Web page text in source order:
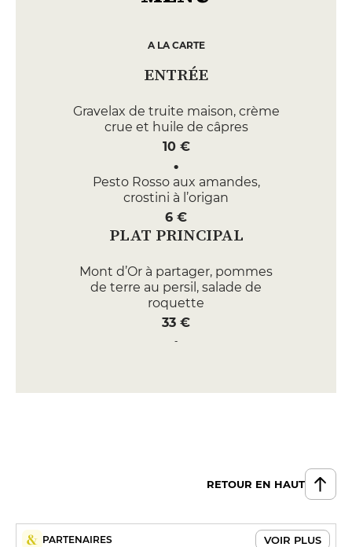
A LA CARTE
ENTRÉE
Gravelax de truite maison, crème
crue et huile de câpres
10 €
Pesto Rosso aux amandes,
crostini à l’origan
6 €
PLAT PRINCIPAL
Mont d’Or à partager, pommes
de terre au persil, salade de
roquette
33 €
de terre au beurre salé, salade de
RETOUR EN HAUT
PARTENAIRES VOIR PLUS